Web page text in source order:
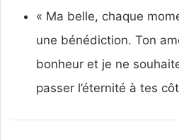
« Ma belle, chaque
une bénédiction. Ton
bonheur et je ne
passer l’éternité à tes